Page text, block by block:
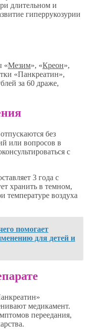
длительном и
гиперрукозурии
«Мезим», «Креон»,
«Панкреатин»,
за 60 драже,
без
или вопросов в
с
3 года с
хранить в темном,
температуре воздуха
помогает
для детей и
медикамент.
переедания,